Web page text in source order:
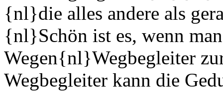
{nl}die alles andere als
{nl}Schön ist es, wenn
Wegen{nl}Wegbegleiter
Wegbegleiter kann die